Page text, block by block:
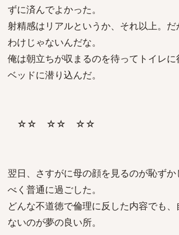
ずに済んでよかった。
射精感はリアルというか、それ以上。
わけじゃないんだな。
俺は朝立ちが収まるのを待ってトイレ
ベッドに潜り込んだ。
☆☆ ☆☆ ☆☆
翌日、さすがに母の顔を見るのが恥ず
べく普通に過ごした。
どんな不道徳で倫理に反した内容でも
ないのが夢の良い所。